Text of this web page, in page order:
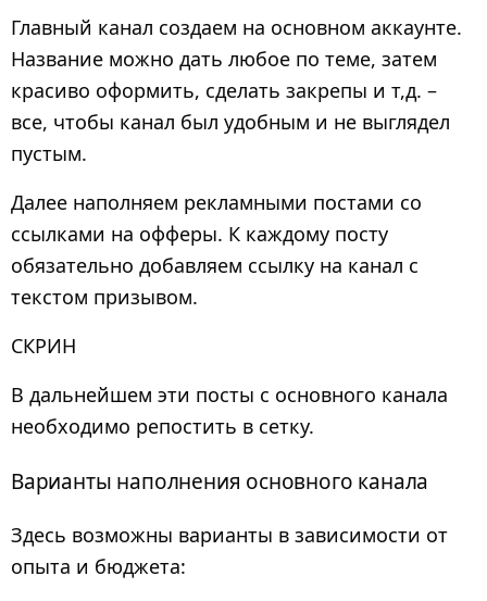
Главный канал создаем на основном аккаунте.
Название можно дать любое по теме, затем
красиво оформить, сделать закрепы и т,д. –
все, чтобы канал был удобным и не выглядел
пустым.
Далее наполняем рекламными постами со
ссылками на офферы. К каждому посту
обязательно добавляем ссылку на канал с
текстом призывом.
СКРИН
В дальнейшем эти посты с основного канала
необходимо репостить в сетку.
Варианты наполнения основного канала
Здесь возможны варианты в зависимости от
опыта и бюджета: